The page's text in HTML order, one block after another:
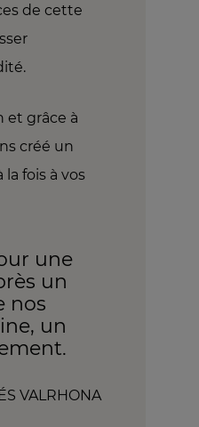
de cette
et grâce à
créé un
fois à vos
une
un
nos
un
VALRHONA